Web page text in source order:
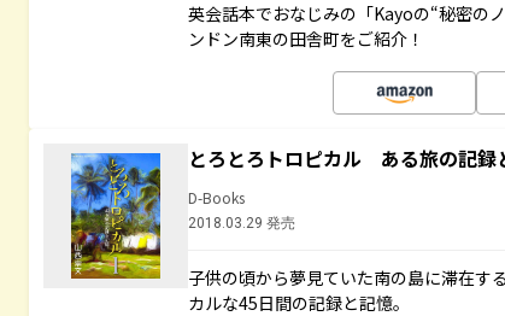
英会話本でおなじみの「Kayoの“秘密の
ンドン南東の田舎町をご紹介！
とろとろトロピカル ある旅の記
D-Books
2018.03.29 発売
子供の頃から夢見ていた南の島に滞在す
カルな45日間の記録と記憶。